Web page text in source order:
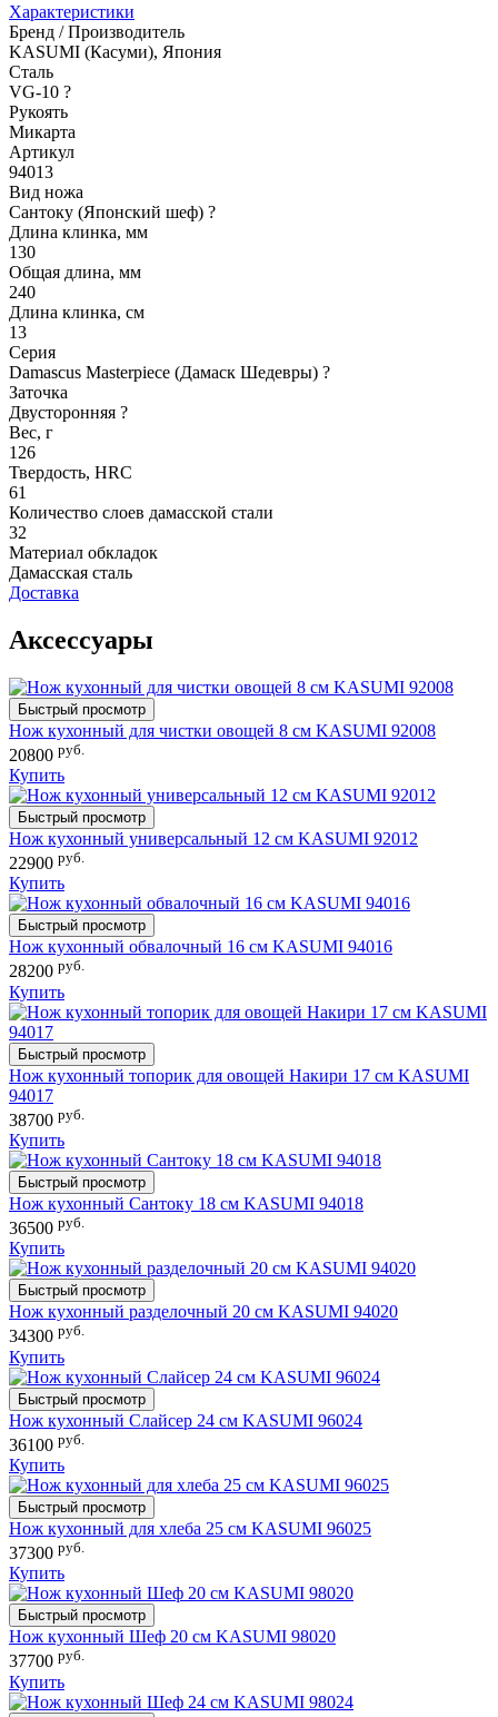
Характеристики
Бренд / Производитель
KASUMI (Касуми), Япония
Сталь
VG-10 ?
Рукоять
Микарта
Артикул
94013
Вид ножа
Сантоку (Японский шеф) ?
Длина клинка, мм
130
Общая длина, мм
240
Длина клинка, см
13
Серия
Damascus Masterpiece (Дамаск Шедевры) ?
Заточка
Двусторонняя ?
Вес, г
126
Твердость, HRC
61
Количество слоев дамасской стали
32
Материал обкладок
Дамасская сталь
Доставка
Аксессуары
Быстрый просмотр
Нож кухонный для чистки овощей 8 см KASUMI 92008
20800 руб.
Купить
Быстрый просмотр
Нож кухонный универсальный 12 см KASUMI 92012
22900 руб.
Купить
Быстрый просмотр
Нож кухонный обвалочный 16 см KASUMI 94016
28200 руб.
Купить
Быстрый просмотр
Нож кухонный топорик для овощей Накири 17 см KASUMI
94017
38700 руб.
Купить
Быстрый просмотр
Нож кухонный Сантоку 18 см KASUMI 94018
36500 руб.
Купить
Быстрый просмотр
Нож кухонный разделочный 20 см KASUMI 94020
34300 руб.
Купить
Быстрый просмотр
Нож кухонный Слайсер 24 см KASUMI 96024
36100 руб.
Купить
Быстрый просмотр
Нож кухонный для хлеба 25 см KASUMI 96025
37300 руб.
Купить
Быстрый просмотр
Нож кухонный Шеф 20 см KASUMI 98020
37700 руб.
Купить